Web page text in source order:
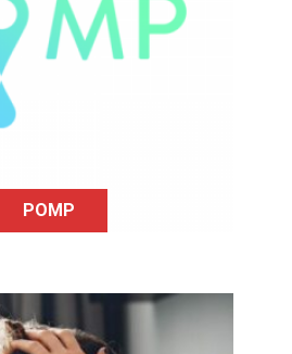
POMP
Pomp améliore le
des conducteurs à
grâce à ce service:
le plein à leur place.